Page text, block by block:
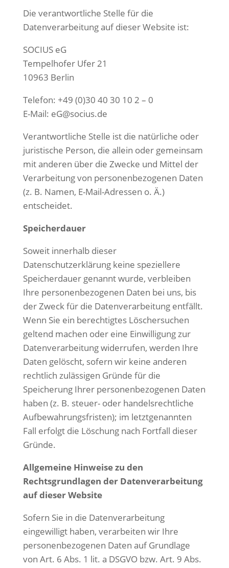
Die verantwortliche Stelle für die
Datenverarbeitung auf dieser Website ist:
SOCIUS eG
Tempelhofer Ufer 21
10963 Berlin
Telefon: +49 (0)30 40 30 10 2 – 0
E-Mail: eG@socius.de
Verantwortliche Stelle ist die natürliche oder
juristische Person, die allein oder gemeinsam
mit anderen über die Zwecke und Mittel der
Verarbeitung von personenbezogenen Daten
(z. B. Namen, E-Mail-Adressen o. Ä.)
entscheidet.
Speicherdauer
Soweit innerhalb dieser
Datenschutzerklärung keine speziellere
Speicherdauer genannt wurde, verbleiben
Ihre personenbezogenen Daten bei uns, bis
der Zweck für die Datenverarbeitung entfällt.
Wenn Sie ein berechtigtes Löschersuchen
geltend machen oder eine Einwilligung zur
Datenverarbeitung widerrufen, werden Ihre
Daten gelöscht, sofern wir keine anderen
rechtlich zulässigen Gründe für die
Speicherung Ihrer personenbezogenen Daten
haben (z. B. steuer- oder handelsrechtliche
Aufbewahrungsfristen); im letztgenannten
Fall erfolgt die Löschung nach Fortfall dieser
Gründe.
Allgemeine Hinweise zu den
Rechtsgrundlagen der Datenverarbeitung
auf dieserWebsite
Sofern Sie in die Datenverarbeitung
eingewilligt haben, verarbeiten wir Ihre
personenbezogenen Daten auf Grundlage
von Art. 6 Abs. 1 lit. a DSGVO bzw. Art. 9 Abs.